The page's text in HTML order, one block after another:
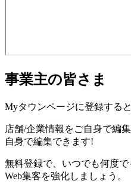
事業主の皆さま
Myタウンページに登録すると
店舗/企業情報をご自身で編
自身で編集できます!
無料登録で、いつでも何度で
Web集客を強化しましょう。